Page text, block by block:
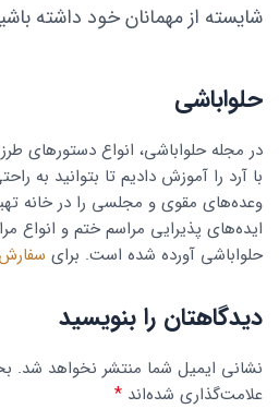
شایسته‌ از مهمانان خود داشته
حلواباشی
در مجله حلواباشی، انواع دستورهای
با آرد را آموزش دادیم تا بتوانید به
وعده‌های مقوی و مجلسی را در خانه
ایده‌های پذیرایی مراسم ختم و انواع
حلواباشی آورده شده است. برای
دیدگاهتان را بنویسید
نشانی ایمیل شما منتشر نخواهد شد.
علامت‌گذاری شده‌اند *